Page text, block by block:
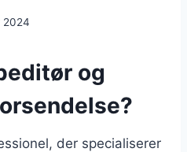
2024
og
der specialiserer